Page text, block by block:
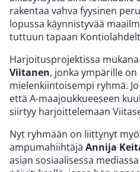
rakentaa vahva fyysinen
lopussa käynnistyvää
tuttuun tapaan
Harjoitusprojektissa
Viitanen, jonka ympärille
mielenkiintoisempi ryhmä.
että A-maajoukkueeseen
siirtyy harjoittelemaan
Nyt ryhmään on liittynyt
ampumahiihtäjä Annija
asian sosiaalisessa